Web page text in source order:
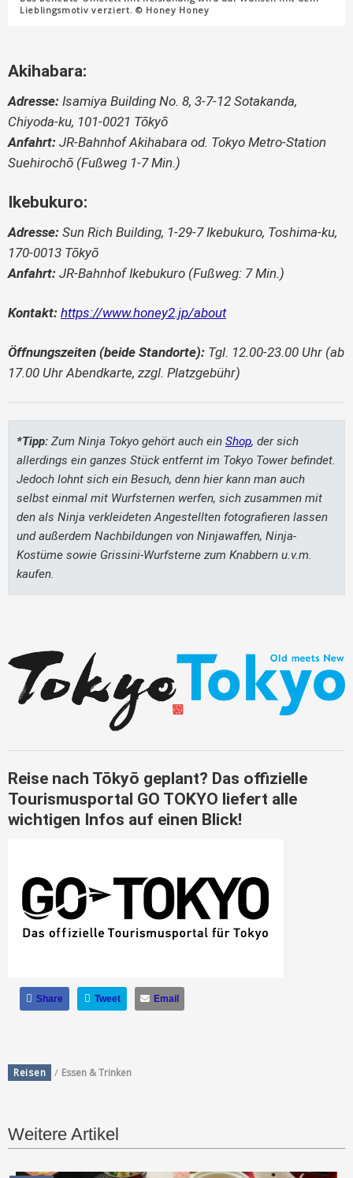
Lieblingsmotiv verziert. © Honey Honey
Akihabara:
Adresse: Isamiya Building No. 8, 3-7-12 Sotakanda,
Chiyoda-ku, 101-0021 Tōkyō
Anfahrt: JR-Bahnhof Akihabara od. Tokyo Metro-Station
Suehirochō (Fußweg 1-7 Min.)
Ikebukuro:
Adresse: Sun Rich Building, 1-29-7 Ikebukuro, Toshima-ku,
170-0013 Tōkyō
Anfahrt: JR-Bahnhof Ikebukuro (Fußweg: 7 Min.)
Kontakt: https://www.honey2.jp/about
Öffnungszeiten (beide Standorte): Tgl. 12.00-23.00 Uhr (ab
17.00 Uhr Abendkarte, zzgl. Platzgebühr)
*Tipp: Zum Ninja Tokyo gehört auch ein Shop, der sich
allerdings ein ganzes Stück entfernt im Tokyo Tower befindet.
Jedoch lohnt sich ein Besuch, denn hier kann man auch
selbst einmal mit Wurfsternen werfen, sich zusammen mit
den als Ninja verkleideten Angestellten fotografieren lassen
und außerdem Nachbildungen von Ninjawaffen, Ninja-
Kostüme sowie Grissini-Wurfsterne zum Knabbern u.v.m.
kaufen.
Reise nach Tōkyō geplant? Das offizielle
Tourismusportal GO TOKYO liefert alle
wichtigen Infos auf einen Blick!
Share Tweet Email
Reisen / Essen & Trinken
Weitere Artikel